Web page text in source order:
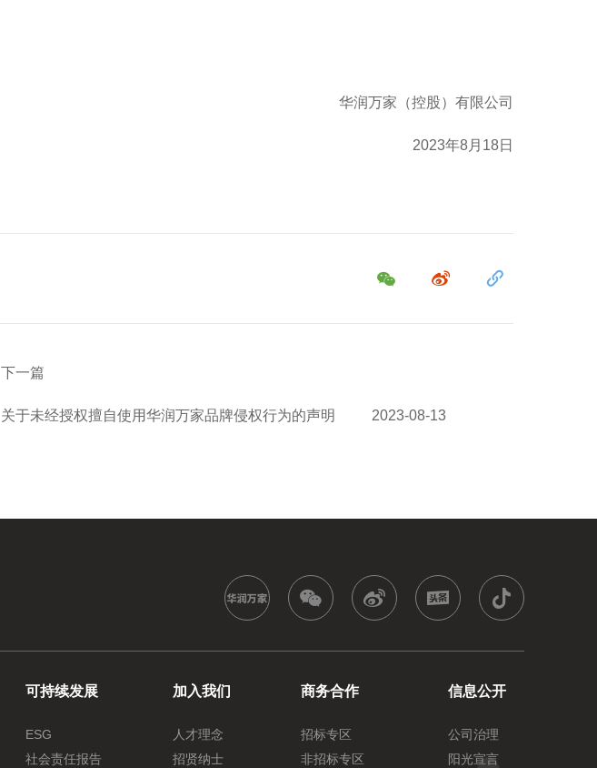
华润万家（控股）有限公司
2023年8月18日
下一篇
关于未经授权擅自使用华润万家品牌侵权行为的声明 2023-08-13
可持续发展
ESG
社会责任报告
加入我们
人才理念
招贤纳士
商务合作
招标专区
非招标专区
信息公开
公司治理
阳光宣言